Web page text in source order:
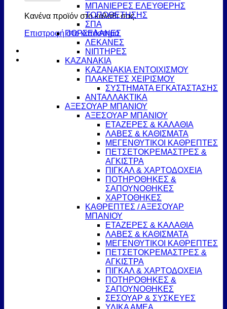
Κανένα προϊόν στο καλάθι σας.
Επιστροφή στο κατάστημα
ΜΠΑΝΙΕΡΕΣ ΕΛΕΥΘΕΡΗΣ
ΤΟΠΟΘΕΤΗΣΗΣ
ΣΠΑ
ΠΟΡΣΕΛΑΝΕΣ
ΛΕΚΑΝΕΣ
ΝΙΠΤΗΡΕΣ
ΚΑΖΑΝΑΚΙΑ
ΚΑΖΑΝΑΚΙΑ ΕΝΤΟΙΧΙΣΜΟΥ
ΠΛΑΚΕΤΕΣ ΧΕΙΡΙΣΜΟΥ
ΣΥΣΤΗΜΑΤΑ ΕΓΚΑΤΑΣΤΑΣΗΣ
ΑΝΤΑΛΛΑΚΤΙΚΑ
ΑΞΕΣΟΥΑΡ ΜΠΑΝΙΟΥ
ΑΞΕΣΟΥΑΡ ΜΠΑΝΙΟΥ
ΕΤΑΖΕΡΕΣ & ΚΑΛΑΘΙΑ
ΛΑΒΕΣ & ΚΑΘΙΣΜΑΤΑ
ΜΕΓΕΝΘΥΤΙΚΟΙ ΚΑΘΡΕΠΤΕΣ
ΠΕΤΣΕΤΟΚΡΕΜΑΣΤΡΕΣ &
ΑΓΚΙΣΤΡΑ
ΠΙΓΚΑΛ & ΧΑΡΤΟΔΟΧΕΙΑ
ΠΟΤΗΡΟΘΗΚΕΣ &
ΣΑΠΟΥΝΟΘΗΚΕΣ
ΧΑΡΤΟΘΗΚΕΣ
ΚΑΘΡΕΠΤΕΣ / ΑΞΕΣΟΥΑΡ
ΜΠΑΝΙΟΥ
ΕΤΑΖΕΡΕΣ & ΚΑΛΑΘΙΑ
ΛΑΒΕΣ & ΚΑΘΙΣΜΑΤΑ
ΜΕΓΕΝΘΥΤΙΚΟΙ ΚΑΘΡΕΠΤΕΣ
ΠΕΤΣΕΤΟΚΡΕΜΑΣΤΡΕΣ &
ΑΓΚΙΣΤΡΑ
ΠΙΓΚΑΛ & ΧΑΡΤΟΔΟΧΕΙΑ
ΠΟΤΗΡΟΘΗΚΕΣ &
ΣΑΠΟΥΝΟΘΗΚΕΣ
ΣΕΣΟΥΑΡ & ΣΥΣΚΕΥΕΣ
ΥΛΙΚΑ ΑΜΕΑ